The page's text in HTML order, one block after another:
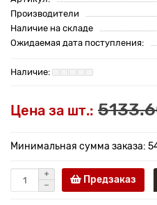
Производители
Наличие на складе
Ожидаемая дата поступления:
Цена за шт.:
Минимальная сумма заказа:
Предзаказ